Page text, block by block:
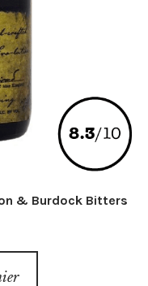
& Burdock Bitters